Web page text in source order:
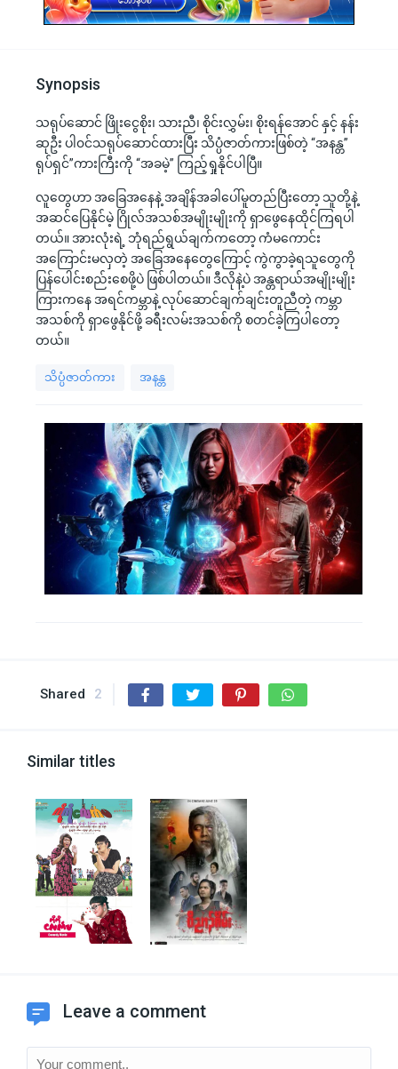
Synopsis
သရုပ်ဆောင် ဖြိုးငွေစိုး၊ သားညီ၊ စိုင်းလွှမ်း၊ စိုးရန်အောင် နှင့် နန်း
ဆုဦး ပါ၀င်သရုပ်ဆောင်ထားပြီး သိပ္ပံဇာတ်ကားဖြစ်တဲ့ “အနန္တ”
ရုပ်ရှင်”ကားကြီးကို “အခမဲ့” ကြည့်ရှုနိုင်ပါပြီ။
လူတွေဟာ အခြေအနေနဲ့ အချိန်အခါပေါ်မူတည်ပြီးတော့ သူတို့နဲ့
အဆင်ပြေနိုင်မဲ့ ဂြိုလ်အသစ်အမျိုးမျိုးကို ရှာဖွေနေထိုင်ကြရပါ
တယ်။ အားလုံးရဲ့ ဘုံရည်ရွယ်ချက်ကတော့ ကံမကောင်း
အကြောင်းမလှတဲ့ အခြေအနေတွေကြောင့် ကွဲကွာခဲ့ရသူတွေကို
ပြန်ပေါင်းစည်းစေဖို့ပဲ ဖြစ်ပါတယ်။ ဒီလိုနဲ့ပဲ အန္တရာယ်အမျိုးမျိုး
ကြားကနေ အရင်ကမ္ဘာနဲ့ လုပ်ဆောင်ချက်ချင်းတူညီတဲ့ ကမ္ဘာ
အသစ်ကို ရှာဖွေနိုင်ဖို့ ခရီးလမ်းအသစ်ကို စတင်ခဲ့ကြပါတော့
တယ်။
သိပ္ပံဇာတ်ကား အနန္တ
Shared 2
Similar titles
Leave a comment